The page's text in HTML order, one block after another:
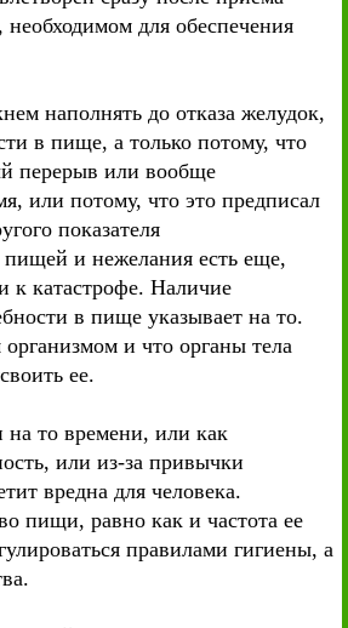
для обеспечения
наполнять до отказа желудок,
в пище, а только потому, что
перерыв или вообще
или потому, что это предписал
показателя
пищей и нежелания есть еще,
к катастрофе. Наличие
в пище указывает на то.
и что органы тела
ее.
на то времени, или как
или из-за привычки
вредна для человека.
пищи, равно как и частота ее
правилами гигиены, а